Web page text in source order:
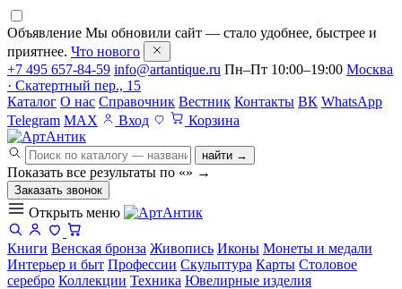
Объявление Мы обновили сайт — стало удобнее, быстрее и
приятнее. Что нового
+7 495 657-84-59 info@artantique.ru Пн–Пт 10:00–19:00 Москва
· Скатертный пер., 15
Каталог О нас Справочник Вестник Контакты ВК WhatsApp
Telegram MAX Вход Корзина
найти →
Показать все результаты по «» →
Заказать звонок
Открыть меню
Книги Венская бронза Живопись Иконы Монеты и медали
Интерьер и быт Профессии Скульптура Карты Столовое
серебро Коллекции Техника Ювелирные изделия